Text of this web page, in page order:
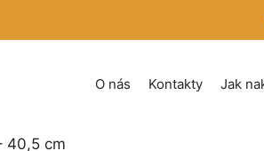
O nás Kontakty Jak
40,5 cm